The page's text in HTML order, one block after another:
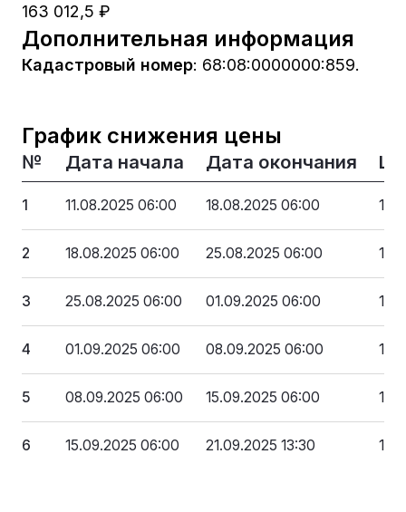
163 012,5 ₽
Дополнительная информация
Кадастровый номер: 68:08:0000000:859.
График снижения цены
№ Дата начала Дата окончания
1 11.08.2025 06:00 18.08.2025 06:00 163
2 18.08.2025 06:00 25.08.2025 06:00 154
3 25.08.2025 06:00 01.09.2025 06:00 146
4 01.09.2025 06:00 08.09.2025 06:00
5 08.09.2025 06:00 15.09.2025 06:00 130
6 15.09.2025 06:00 21.09.2025 13:30